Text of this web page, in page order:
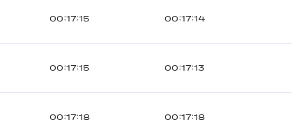
00:17:15 00:17:14
00:17:15 00:17:13
00:17:18 00:17:18